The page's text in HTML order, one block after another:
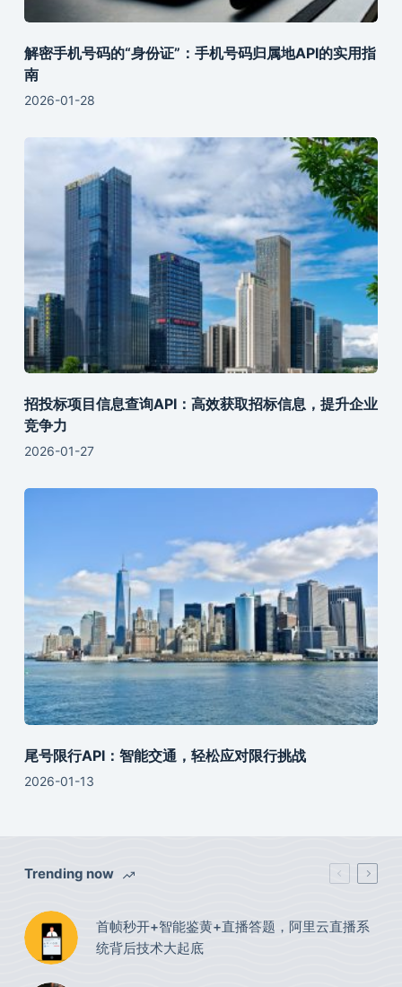
解密手机号码的“身份证”：手机号码归属地API的实用指
南
2026-01-28
招投标项目信息查询API：高效获取招标信息，提升企业
竞争力
2026-01-27
尾号限行API：智能交通，轻松应对限行挑战
2026-01-13
Trending now
首帧秒开+智能鉴黄+直播答题，阿里云直播系
统背后技术大起底